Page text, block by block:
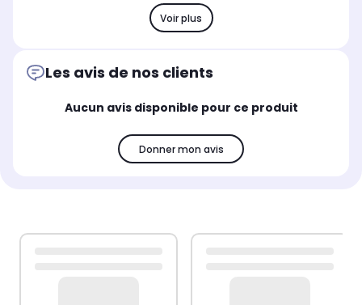
Voir plus
Les avis de nos clients
Aucun avis disponible pour ce produit
Donner mon avis